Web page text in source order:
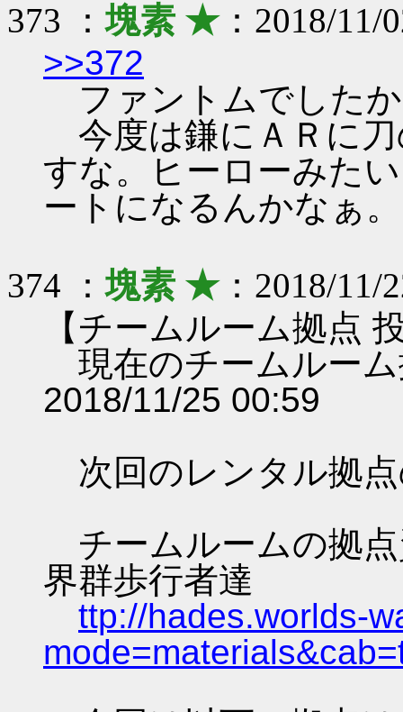
373 ：塊素 ★：2018/11/
>>372
ファントムでした
今度は鎌にＡＲに
すな。ヒーローみた
ートになるんかなぁ。
374 ：塊素 ★：2018/11/
【チームルーム拠点
現在のチームルー
2018/11/25 00:59
次回のレンタル拠
チームルームの拠
界群歩行者達
ttp://hades.worlds-